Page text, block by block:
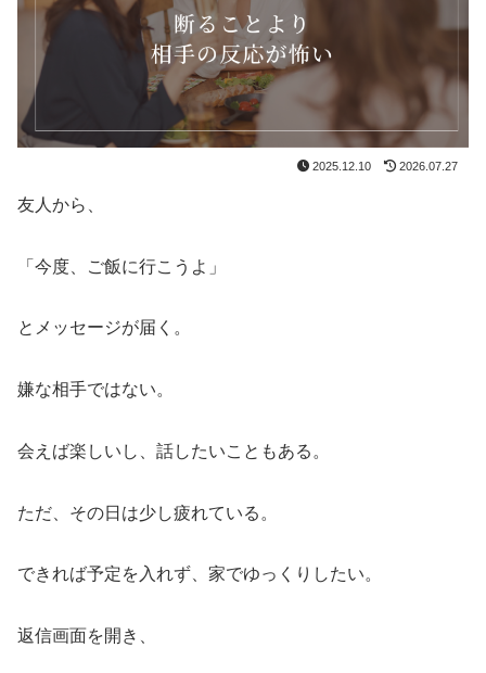
2025.12.10 2026.07.27
友人から、
「今度、ご飯に行こうよ」
とメッセージが届く。
嫌な相手ではない。
会えば楽しいし、話したいこともある。
ただ、その日は少し疲れている。
できれば予定を入れず、家でゆっくりしたい。
返信画面を開き、